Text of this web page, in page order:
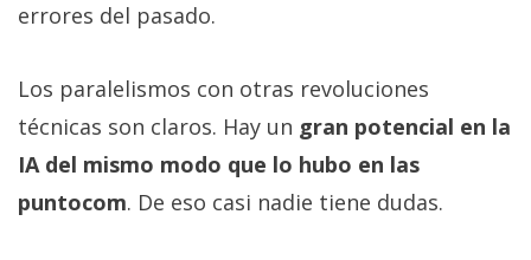
errores del pasado.
Los paralelismos con otras revoluciones
técnicas son claros. Hay un gran potencial en la
IA del mismo modo que lo hubo en las
puntocom. De eso casi nadie tiene dudas.